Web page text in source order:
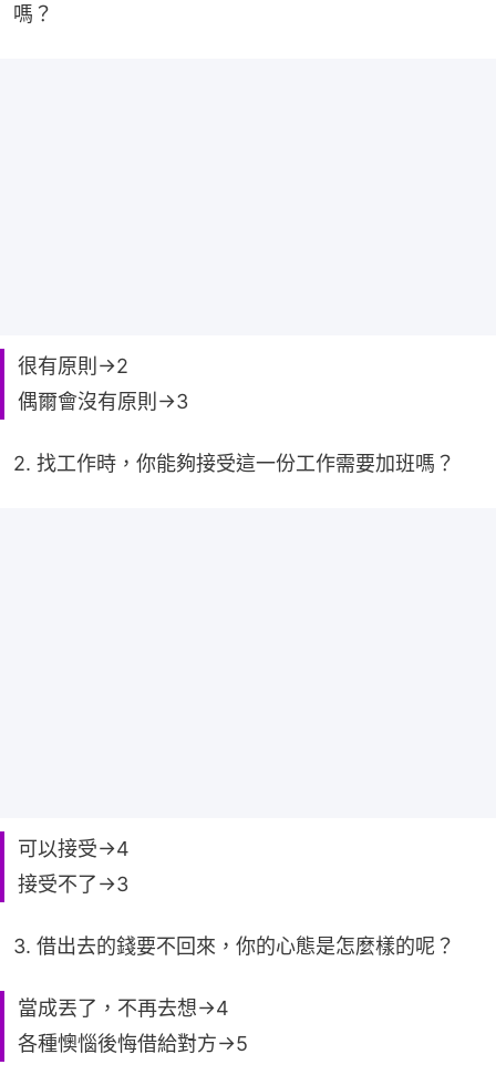
嗎？
很有原則→2
偶爾會沒有原則→3
2. 找工作時，你能夠接受這一份工作需要加班嗎？
可以接受→4
接受不了→3
3. 借出去的錢要不回來，你的心態是怎麼樣的呢？
當成丟了，不再去想→4
各種懊惱後悔借給對方→5